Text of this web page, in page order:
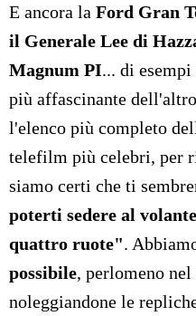
E ancora la Ford Gran
il Generale Lee di
Magnum PI... di esempi
più affascinante
l'elenco più completo
telefilm più celebri, per
siamo certi che ti
poterti sedere al
quattro ruote".
possibile, perlomeno
noleggiandone le